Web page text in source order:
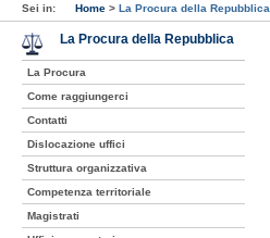
Sei in:
Home > La Procura della Repubblica
La Procura della Repubblica
La Procura
Come raggiungerci
Contatti
Dislocazione uffici
Struttura organizzativa
Competenza territoriale
Magistrati